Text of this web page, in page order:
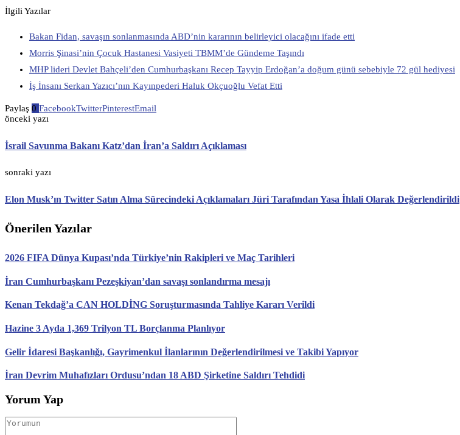
İlgili Yazılar
Bakan Fidan, savaşın sonlanmasında ABD’nin kararının belirleyici olacağını ifade etti
Morris Şinasi’nin Çocuk Hastanesi Vasiyeti TBMM’de Gündeme Taşındı
MHP lideri Devlet Bahçeli’den Cumhurbaşkanı Recep Tayyip Erdoğan’a doğum günü sebebiyle 72 gül hediyesi
İş İnsanı Serkan Yazıcı’nın Kayınpederi Haluk Okçuoğlu Vefat Etti
Paylaş 0 FacebookTwitterPinterestEmail
önceki yazı
İsrail Savunma Bakanı Katz’dan İran’a Saldırı Açıklaması
sonraki yazı
Elon Musk’ın Twitter Satın Alma Sürecindeki Açıklamaları Jüri Tarafından Yasa İhlali Olarak Değerlendirildi
Önerilen Yazılar
2026 FIFA Dünya Kupası’nda Türkiye’nin Rakipleri ve Maç Tarihleri
İran Cumhurbaşkanı Pezeşkiyan’dan savaşı sonlandırma mesajı
Kenan Tekdağ’a CAN HOLDİNG Soruşturmasında Tahliye Kararı Verildi
Hazine 3 Ayda 1,369 Trilyon TL Borçlanma Planlıyor
Gelir İdaresi Başkanlığı, Gayrimenkul İlanlarının Değerlendirilmesi ve Takibi Yapıyor
İran Devrim Muhafızları Ordusu’ndan 18 ABD Şirketine Saldırı Tehdidi
Yorum Yap